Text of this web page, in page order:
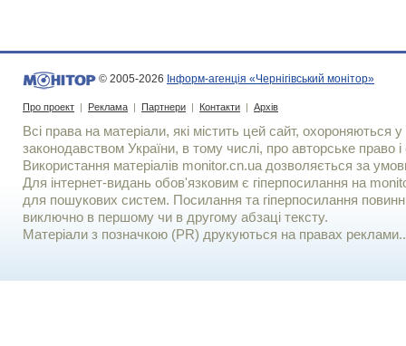
© 2005-2026 Інформ-агенція «Чернігівський монітор»
Про проект | Реклама | Партнери | Контакти | Архів
Всі права на матеріали, які містить цей сайт, охороняються у
законодавством України, в тому числі, про авторське право і
Використання матерiалiв monitor.cn.ua дозволяється за
Для iнтернет-видань обов'язковим є гiперпосилання на
для пошукових систем. Посилання та гіперпосилання
виключно в першому чи в другому абзаці тексту.
Матеріали з позначкою (PR) друкуються на правах реклами..